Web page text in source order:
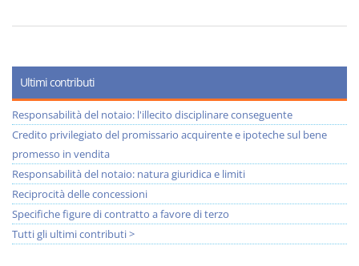
Ultimi contributi
Responsabilità del notaio: l'illecito disciplinare conseguente
Credito privilegiato del promissario acquirente e ipoteche sul bene
promesso in vendita
Responsabilità del notaio: natura giuridica e limiti
Reciprocità delle concessioni
Specifiche figure di contratto a favore di terzo
Tutti gli ultimi contributi >